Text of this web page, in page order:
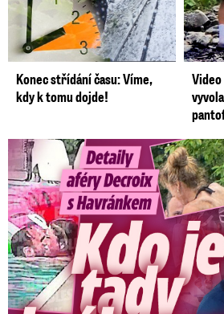
Konec střídání času: Víme,
kdy k tomu dojde!
Detaily aféry Decroix s Havránkem: